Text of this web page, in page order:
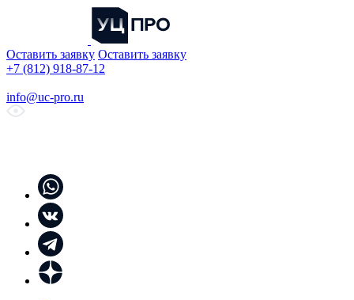
Оставить заявку Оставить заявку
+7 (812) 918-87-12
info@uc-pro.ru